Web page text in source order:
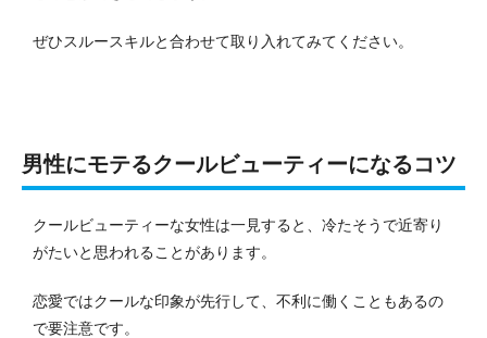
ぜひスルースキルと合わせて取り入れてみてください。
男性にモテるクールビューティーになるコツ
クールビューティーな女性は一見すると、冷たそうで近寄り
がたいと思われることがあります。
恋愛ではクールな印象が先行して、不利に働くこともあるの
で要注意です。